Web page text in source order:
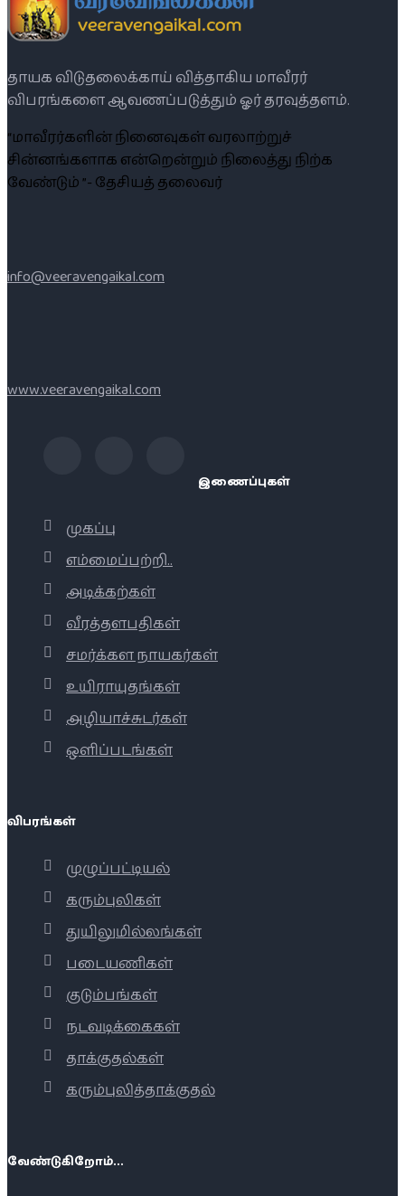
தாயக விடுதலைக்காய் வித்தாகிய மாவீரர்
விபரங்களை ஆவணப்படுத்தும் ஓர் தரவுத்தளம்.
“மாவீரர்களின் நினைவுகள் வரலாற்றுச்
சின்னங்களாக என்றென்றும் நிலைத்து நிற்க
வேண்டும் ”- தேசியத் தலைவர்
info@veeravengaikal.com
www.veeravengaikal.com
இணைப்புகள்
முகப்பு
எம்மைப்பற்றி..
அடிக்கற்கள்
வீரத்தளபதிகள்
சமர்க்கள நாயகர்கள்
உயிராயுதங்கள்
அழியாச்சுடர்கள்
ஒளிப்படங்கள்
விபரங்கள்
முழுப்பட்டியல்
கரும்புலிகள்
துயிலுமில்லங்கள்
படையணிகள்
குடும்பங்கள்
நடவடிக்கைகள்
தாக்குதல்கள்
கரும்புலித்தாக்குதல்
வேண்டுகிறோம்...